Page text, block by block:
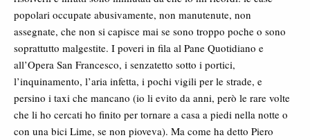
popolari occupate abusivamente, non manutenute, non
assegnate, che non si capisce mai se sono troppo poche o sono
soprattutto malgestite. I poveri in fila al Pane Quotidiano e
all’Opera San Francesco, i senzatetto sotto i portici,
l’inquinamento, l’aria infetta, i pochi vigili per le strade, e
persino i taxi che mancano (io li evito da anni, però le rare volte
che li ho cercati ho finito per tornare a casa a piedi nella notte o
con una bici Lime, se non pioveva). Ma come ha detto Piero